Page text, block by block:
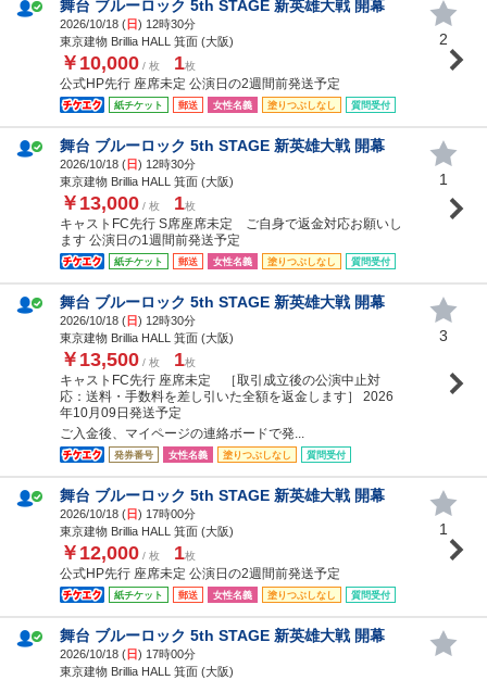
舞台 ブルーロック 5th STAGE 新英雄大戦 開幕
2026/10/18 (日) 12時30分
東京建物 Brillia HALL 箕面 (大阪)
￥10,000 / 枚 1枚
公式HP先行 座席未定 公演日の2週間前発送予定
紙チケット 郵送 女性名義 塗りつぶしなし 質問受付
2
舞台 ブルーロック 5th STAGE 新英雄大戦 開幕
2026/10/18 (日) 12時30分
東京建物 Brillia HALL 箕面 (大阪)
￥13,000 / 枚 1枚
キャストFC先行 S席座席未定 ご自身で返金対応お願いし
ます 公演日の1週間前発送予定
紙チケット 郵送 女性名義 塗りつぶしなし 質問受付
1
舞台 ブルーロック 5th STAGE 新英雄大戦 開幕
2026/10/18 (日) 12時30分
東京建物 Brillia HALL 箕面 (大阪)
￥13,500 / 枚 1枚
キャストFC先行 座席未定 ［取引成立後の公演中止対
応：送料・手数料を差し引いた全額を返金します］ 2026
年10月09日発送予定
ご入金後、マイページの連絡ボードで発...
発券番号 女性名義 塗りつぶしなし 質問受付
3
舞台 ブルーロック 5th STAGE 新英雄大戦 開幕
2026/10/18 (日) 17時00分
東京建物 Brillia HALL 箕面 (大阪)
￥12,000 / 枚 1枚
公式HP先行 座席未定 公演日の2週間前発送予定
紙チケット 郵送 女性名義 塗りつぶしなし 質問受付
1
舞台 ブルーロック 5th STAGE 新英雄大戦 開幕
2026/10/18 (日) 17時00分
東京建物 Brillia HALL 箕面 (大阪)